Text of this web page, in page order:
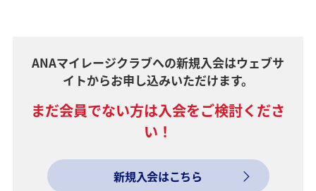
ANAマイレージクラブへの新規入会はウェブサ
イトからお申し込みいただけます。
まだ会員でない方は入会をご検討くださ
い！
新規入会はこちら